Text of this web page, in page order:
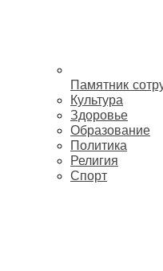
Памятник
Культура
Здоровье
Образование
Политика
Религия
Спорт